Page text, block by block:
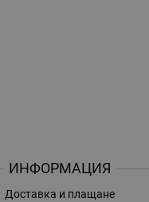
ИНФОРМАЦИЯ
Доставка и плащане